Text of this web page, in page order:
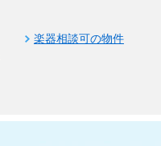
楽器相談可の物件